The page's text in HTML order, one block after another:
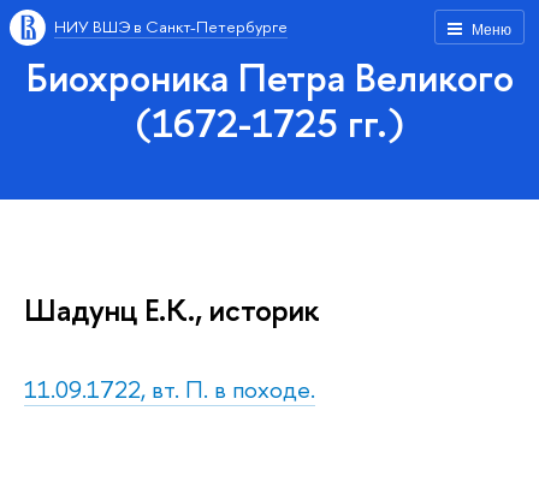
Меню
НИУ ВШЭ в Санкт-Петербурге
Биохроника Петра Великого
(1672-1725 гг.)
Шадунц Е.К., историк
11.09.1722, вт. П. в походе.